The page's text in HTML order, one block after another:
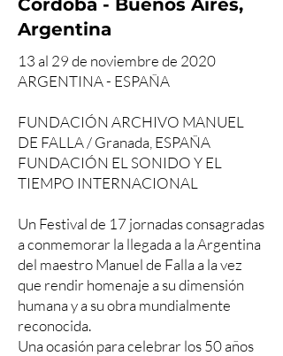
Córdoba - Buenos Aires,
Argentina
13 al 29 de noviembre de 2020
ARGENTINA - ESPAÑA
FUNDACIÓN ARCHIVO MANUEL
DE FALLA / Granada, ESPAÑA
FUNDACIÓN EL SONIDO Y EL
TIEMPO INTERNACIONAL
Un Festival de 17 jornadas consagradas
a conmemorar la llegada a la Argentina
del maestro Manuel de Falla a la vez
que rendir homenaje a su dimensión
humana y a su obra mundialmente
reconocida.
Una ocasión para celebrar los 50 años